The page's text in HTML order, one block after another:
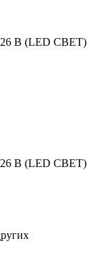
26 В (LED СВЕТ)
26 В (LED СВЕТ)